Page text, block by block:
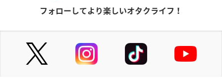
フォローしてより楽しいオタクライフ！